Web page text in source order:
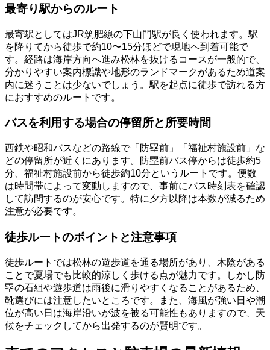
最寄り駅からのルート
最寄駅としてはJR筑肥線の下山門駅が良く使われます。駅
を降りてから徒歩で約10〜15分ほどで現地へ到着可能で
す。経路は海岸方向へ進み松林を抜けるコースが一般的で、
分かりやすい案内標識や地形のランドマークがあるため道案
内に迷うことは少ないでしょう。駅を起点に徒歩で訪れる方
におすすめのルートです。
バスを利用する場合の停留所と所要時間
西鉄や昭和バスなどの路線で「防塁前」「福祉村施設前」な
どの停留所が近くにあります。防塁前バス停からは徒歩約5
分、福祉村施設前から徒歩約10分というルートです。便数
は時間帯によって変動しますので、事前にバス時刻表を確認
して訪問するのが安心です。特に夕方以降は本数が減るため
注意が必要です。
徒歩ルートのポイントと注意事項
徒歩ルートでは松林の遊歩道を通る場所があり、木陰がある
ことで夏場でも比較的涼しく歩ける点が魅力です。しかし防
塁の石組や遊歩道は雨後に滑りやすくなることがあるため、
靴選びには注意したいところです。また、海風が強い日や潮
位が高い日は海岸沿いが波を被る可能性もありますので、天
候をチェックしてから出発するのが賢明です。